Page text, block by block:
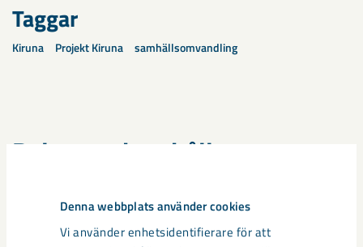
Denna webbplats använder cookies
Vi använder enhetsidentifierare för att
Taggar
Kiruna Projekt Kiruna samhällsomvandling
Relaterat innehåll